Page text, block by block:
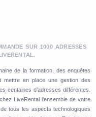
SUR 1000 ADRESSES
de la formation, des enquêtes
mettre en place une gestion des
centaines d’adresses différentes.
LiveRental l’ensemble de votre
tous les aspects technologiques